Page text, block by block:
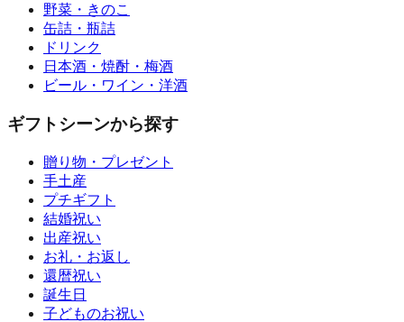
野菜・きのこ
缶詰・瓶詰
ドリンク
日本酒・焼酎・梅酒
ビール・ワイン・洋酒
ギフトシーンから探す
贈り物・プレゼント
手土産
プチギフト
結婚祝い
出産祝い
お礼・お返し
還暦祝い
誕生日
子どものお祝い